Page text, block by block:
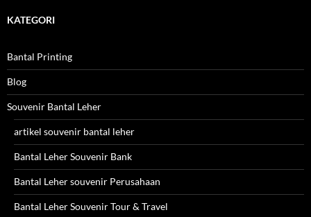
KATEGORI
Bantal Printing
Blog
Souvenir Bantal Leher
artikel souvenir bantal leher
Bantal Leher Souvenir Bank
Bantal Leher souvenir Perusahaan
Bantal Leher Souvenir Tour & Travel